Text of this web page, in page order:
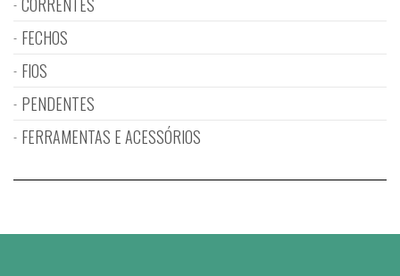
FECHOS
FIOS
PENDENTES
FERRAMENTAS E ACESSÓRIOS